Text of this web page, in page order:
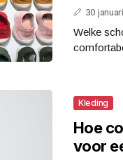
30
Welke
Kleding
Hoe
voor